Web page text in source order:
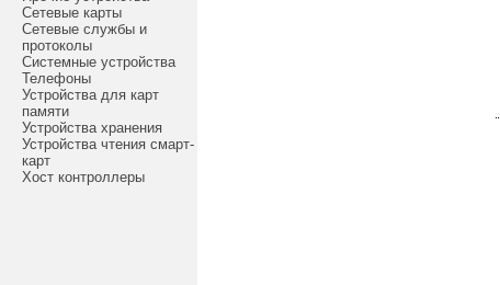
Сетевые карты
Сетевые службы и
протоколы
Системные устройства
Телефоны
Устройства для карт
памяти
Устройства хранения
Устройства чтения смарт-
карт
Хост контроллеры